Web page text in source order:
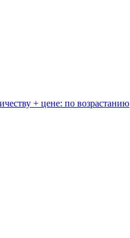
+ цене: по возрастанию